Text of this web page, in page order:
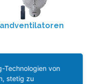
Technologien von
stetig zu